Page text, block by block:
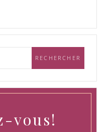
vous!